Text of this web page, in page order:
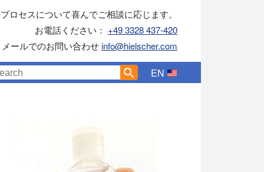
ロセスについて喜んでご相談に応じます。
お電話ください： +49 3328 437-420
メールでのお問い合わせinfo@hielscher.com
EN